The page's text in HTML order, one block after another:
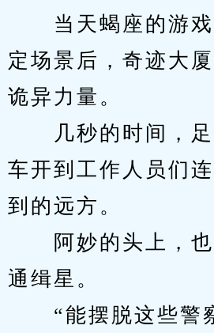
当天蝎座的游戏
定场景后，奇迹大
诡异力量。
几秒的时间，足
车开到工作人员们
到的远方。
阿妙的头上，也
通缉星。
“能摆脱这些警